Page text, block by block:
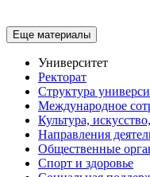
Еще материалы
Университет
Ректорат
Структура
Международное
Культура,
Направления
Общественные
Спорт и здоровье